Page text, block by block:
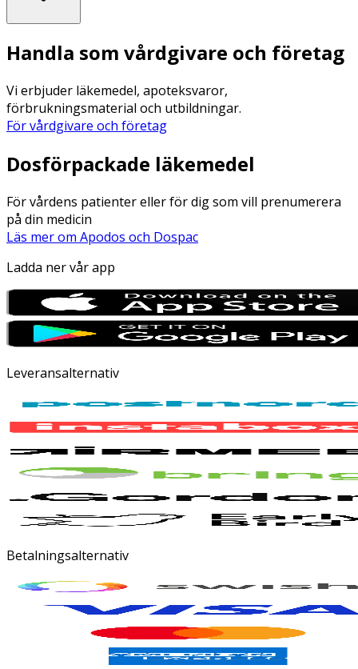
Handla som vårdgivare och företag
Vi erbjuder läkemedel, apoteksvaror,
förbrukningsmaterial och utbildningar.
För vårdgivare och företag
Dosförpackade läkemedel
För vårdens patienter eller för dig som vill prenumerera
på din medicin
Läs mer om Apodos och Dospac
Ladda ner vår app
Leveransalternativ
Betalningsalternativ